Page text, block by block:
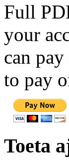
Full
your
can
to pay
Toeta